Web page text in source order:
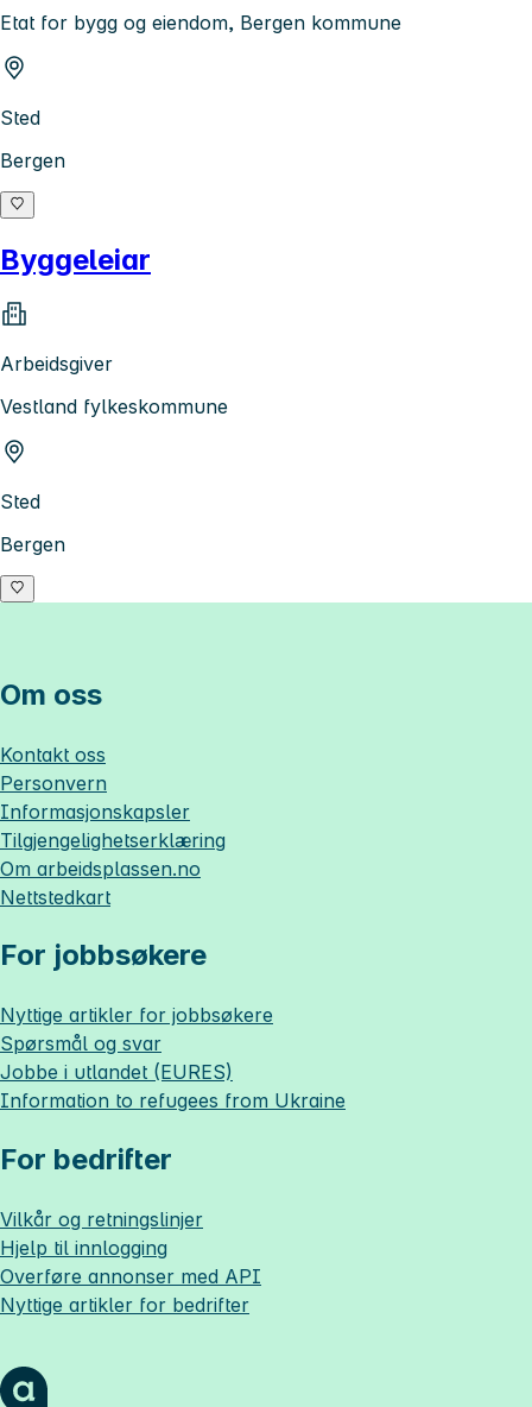
Etat for bygg og eiendom, Bergen kommune
Sted
Bergen
Byggeleiar
Arbeidsgiver
Vestland fylkeskommune
Sted
Bergen
Om oss
Kontakt oss
Personvern
Informasjonskapsler
Tilgjengelighetserklæring
Om arbeidsplassen.no
Nettstedkart
For jobbsøkere
Nyttige artikler for jobbsøkere
Spørsmål og svar
Jobbe i utlandet (EURES)
Information to refugees from Ukraine
For bedrifter
Vilkår og retningslinjer
Hjelp til innlogging
Overføre annonser med API
Nyttige artikler for bedrifter